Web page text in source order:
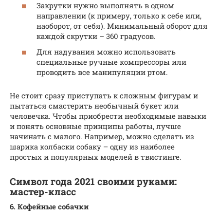
Закрутки нужно выполнять в одном
направлении (к примеру, только к себе или,
наоборот, от себя). Минимальный оборот для
каждой скрутки – 360 градусов.
Для надувания можно использовать
специальные ручные компрессоры или
проводить все манипуляции ртом.
Не стоит сразу приступать к сложным фигурам и
пытаться смастерить необычный букет или
человечка. Чтобы приобрести необходимые навыки
и понять основные принципы работы, лучше
начинать с малого. Например, можно сделать из
шарика колбаски собаку – одну из наиболее
простых и популярных моделей в твистинге.
Символ года 2021 своими руками:
мастер-класс
6. Кофейные собачки